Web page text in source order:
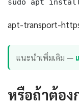
sudo apt install
apt-transport-
แนะนำเพิ่มเติม —
หรือถ้าต้อง